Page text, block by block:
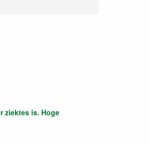
ziektes is. Hoge